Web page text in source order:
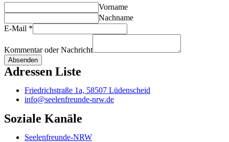
Vorname
Nachname
E-Mail *
Kommentar oder Nachricht
Absenden
Adressen Liste
Friedrichstraße 1a, 58507 Lüdenscheid
info@seelenfreunde-nrw.de
Soziale Kanäle
Seelenfreunde-NRW